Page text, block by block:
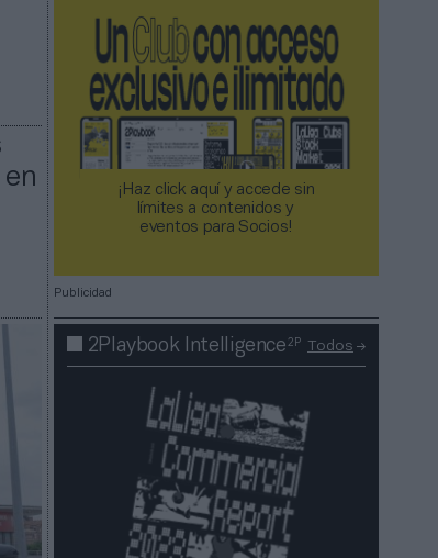
¡Haz click aquí y accede sin
límites a contenidos y
eventos para Socios!​​​​​​​
Publicidad
2Playbook Intelligence2P Todos